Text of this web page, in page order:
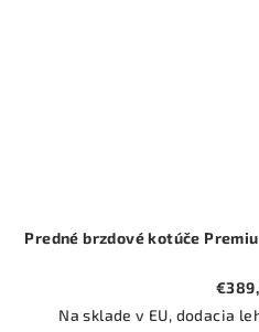
Predné brzdové kotúče
Na sklade v EU, dodacia